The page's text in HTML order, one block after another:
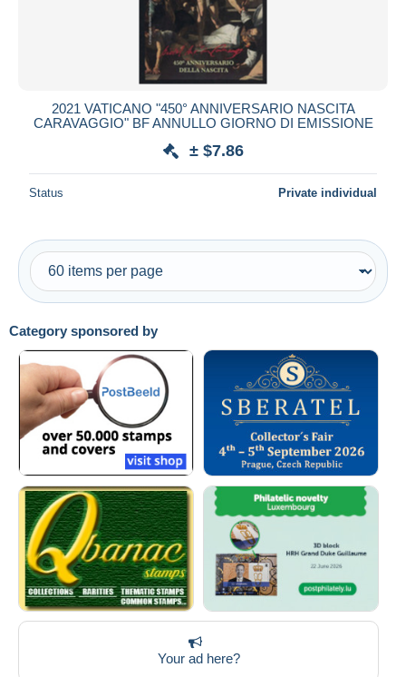
Category sponsored by
Your ad here?
2021 VATICANO "450° ANNIVERSARIO NASCITA
CARAVAGGIO" BF ANNULLO GIORNO DI EMISSIONE
± $7.86
Status Private individual